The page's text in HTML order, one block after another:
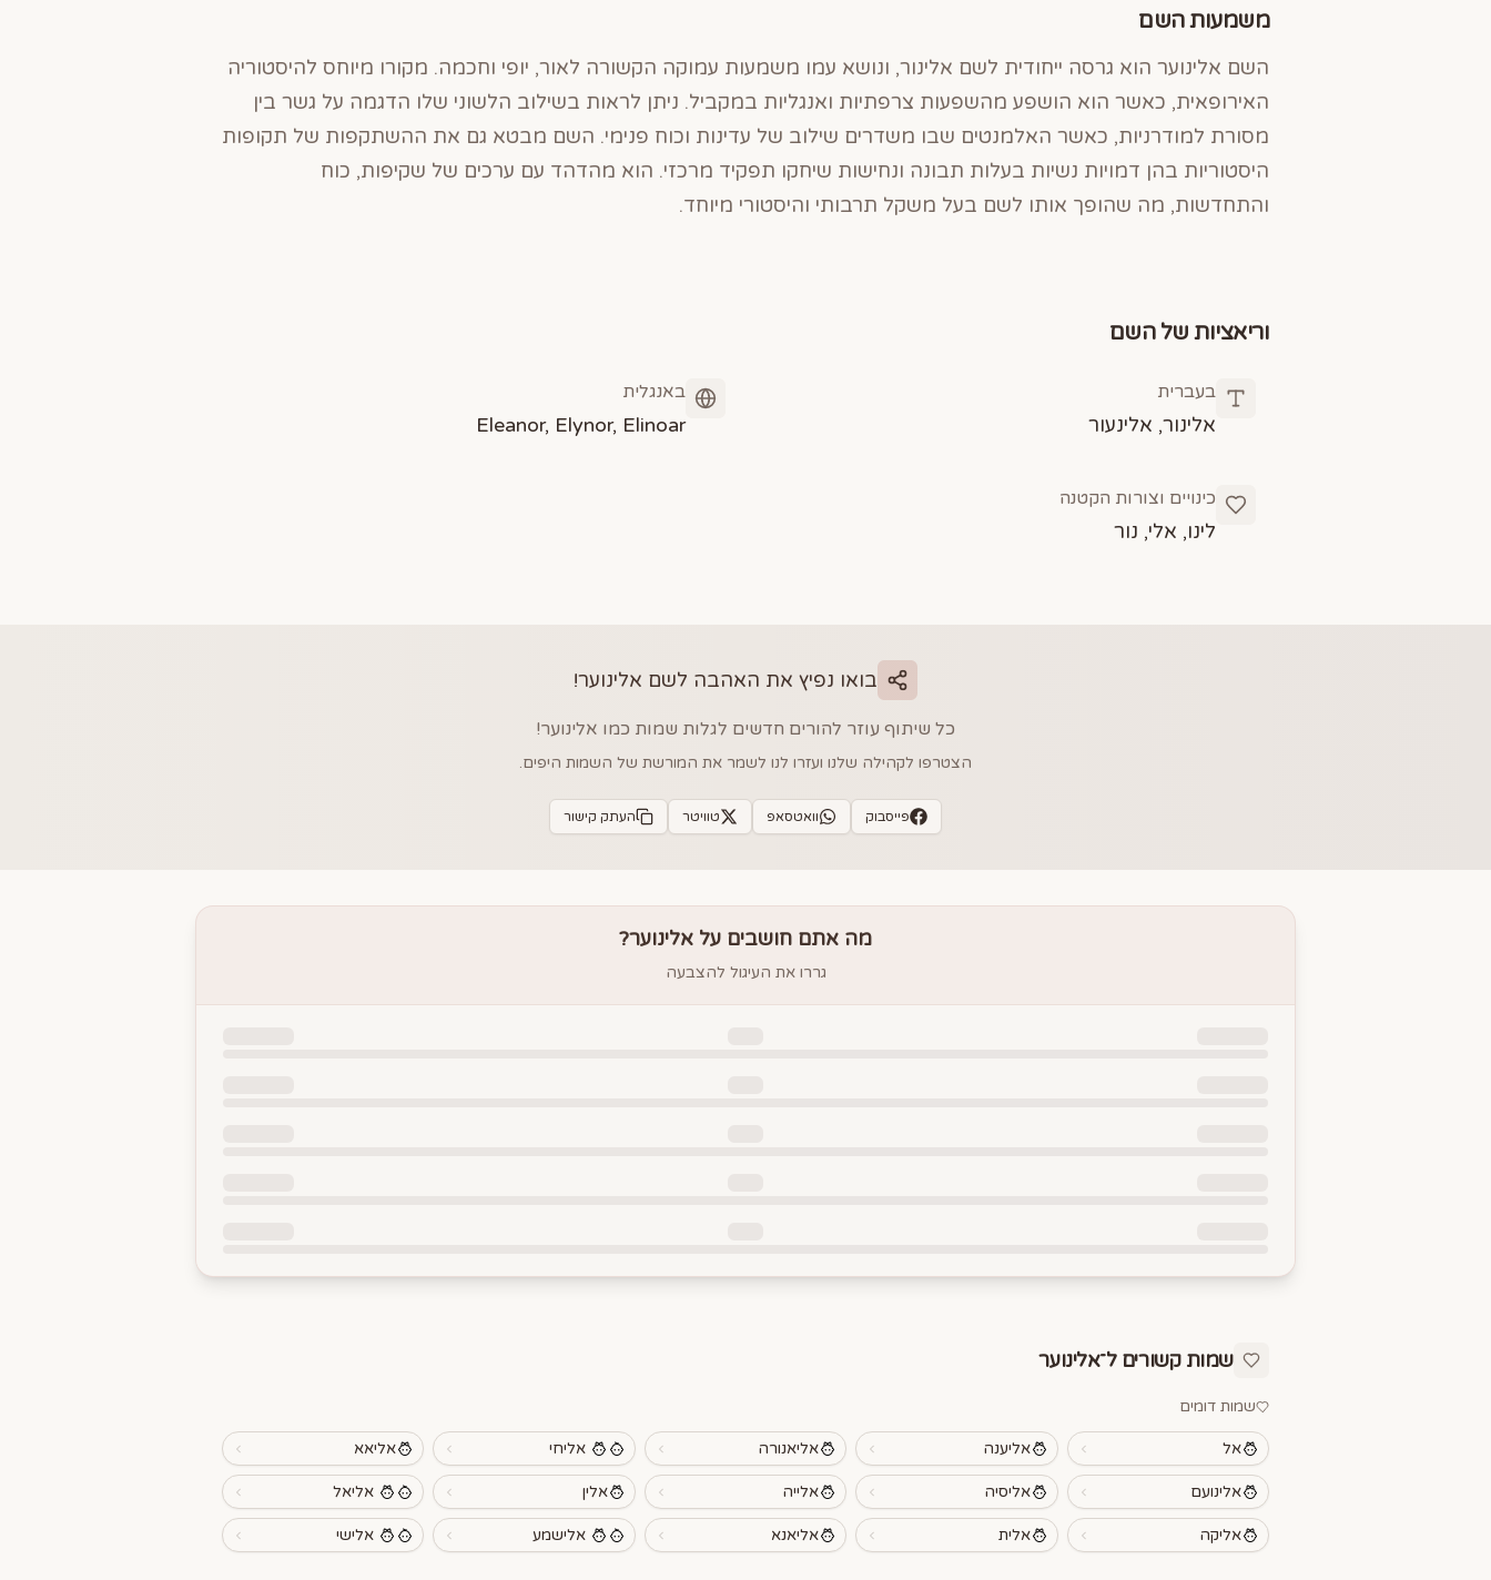
משמעות השם
השם אלינוער הוא גרסה ייחודית לשם אלינור, ונושא עמו משמעות עמוקה הקשורה לאור, יופי וחכמה. מקורו מיוחס להיסטוריה
האירופאית, כאשר הוא הושפע מהשפעות צרפתיות ואנגליות במקביל. ניתן לראות בשילוב הלשוני שלו הדגמה על גשר בין
מסורת למודרניות, כאשר האלמנטים שבו משדרים שילוב של עדינות וכוח פנימי. השם מבטא גם את ההשתקפות של תקופות
היסטוריות בהן דמויות נשיות בעלות תבונה ונחישות שיחקו תפקיד מרכזי. הוא מהדהד עם ערכים של שקיפות, כוח
והתחדשות, מה שהופך אותו לשם בעל משקל תרבותי והיסטורי מיוחד.
וריאציות של השם
בעברית
אלינור, אלינעור
באנגלית
Eleanor, Elynor, Elinoar
כינויים וצורות הקטנה
לינו, אלי, נור
בואו נפיץ את האהבה לשם אלינוער!
כל שיתוף עוזר להורים חדשים לגלות שמות כמו אלינוער!
הצטרפו לקהילה שלנו ועזרו לנו לשמר את המורשת של השמות היפים.
פייסבוק וואטסאפ טוויטר העתק קישור
מה אתם חושבים על אלינוער?
גררו את העיגול להצבעה
שמות קשורים ל־אלינוער
שמות דומים
אל אליענה אליאנורה אליחי אליאא
אלינועם אליסיה אלייה אלין אליאל
אליקה אלית אליאנא אלישמע אלישי